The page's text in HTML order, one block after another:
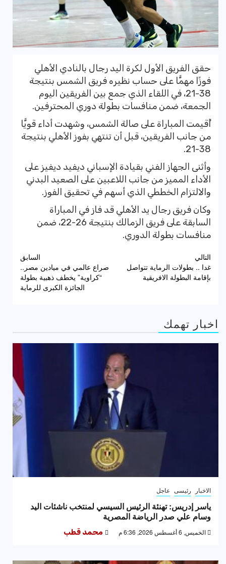
حقق الفريق الأول لكرة اليد رجال بالنادي الأهلي
فوزًا مهمًّا على حساب نظيره فريق الشمس بنتيجة
38-21، في اللقاء الذي جمع بين الفريقين اليوم
الجمعة، ضمن منافسات بطولة دوري المحترفين.
أُقيمت المباراة على صالة الشمس، وشهدت أداء قويًّا
من جانب الفريقين، قبل أن تنتهي بفوز الأهلي بنتيجة
38-21.
وأثنى الجهاز الفني بقيادة الإسباني ديفيد ديفيز على
الأداء المميز من جانب اللاعبين على الصعيد البدني
والالتزام الخططي الذي أسهم في تحقيق الفوز.
وكان فريق رجال يد الأهلي قد فاز في المباراة
السابقة على فريق الزمالك بنتيجة 26-22، ضمن
منافسات بطولة الدوري.
تصفّح
المقالات
السابق
صراع عالمي في ميادين مصر..
“كراوية” يخطف ذهبية بطولة
الجائزة الكبرى للرماية
التالي
غدا .. بطولات الرماية تتواصل
بإقامة البطولة الافريقية
اخبار تهمك
الاخبار رئيسى عاجل
ياسر إدريس: تهنئة الرئيس السيسي لمنتخب ناشئات اليد
وسام علي صدر الرياضة المصرية
الخميس, 6 أغسطس 2026, 6:36 م محمد قطب